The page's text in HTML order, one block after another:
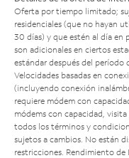
Oferta por tiempo limitado;
residenciales (que no hayan
30 días) y que estén al día en
son adicionales en ciertos
estándar después del período
Velocidades basadas en
(incluyendo conexión
requiere módem con
módems con capacidad, visita
todos los términos y
sujetos a cambios. No están
restricciones. Rendimiento